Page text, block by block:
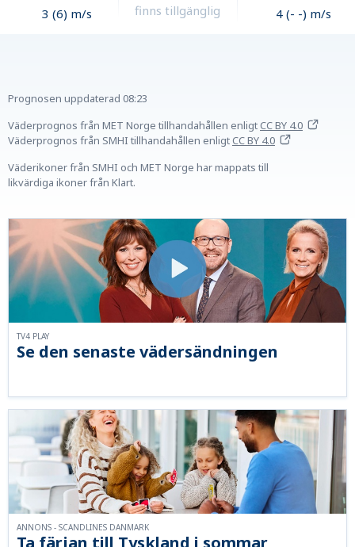
3 (6) m/s
finns tillgänglig
4 (- -) m/s
Prognosen uppdaterad 08:23
Väderprognos från MET Norge tillhandahållen enligtCC BY 4.0
Väderprognos från SMHI tillhandahållen enligtCC BY 4.0
Väderikoner från SMHI och MET Norge har mappats till
likvärdiga ikoner från Klart.
Se den senaste vädersändningen
TV4 PLAY
ANNONS - SCANDLINES DANMARK